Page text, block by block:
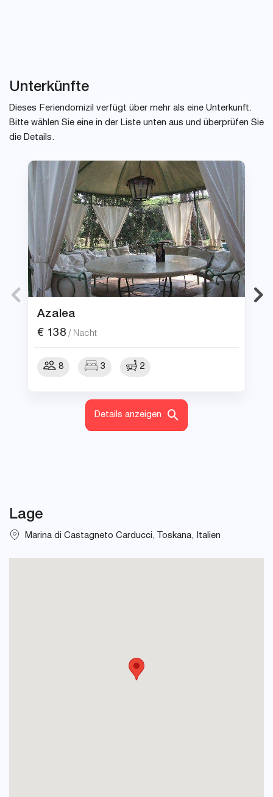
Unterkünfte
Dieses Feriendomizil verfügt über mehr als eine Unterkunft.
Bitte wählen Sie eine in der Liste unten aus und überprüfen Sie
die Details.
Azalea
€ 138 / Nacht
8 3 2
Details anzeigen
Lage
Marina di Castagneto Carducci, Toskana, Italien